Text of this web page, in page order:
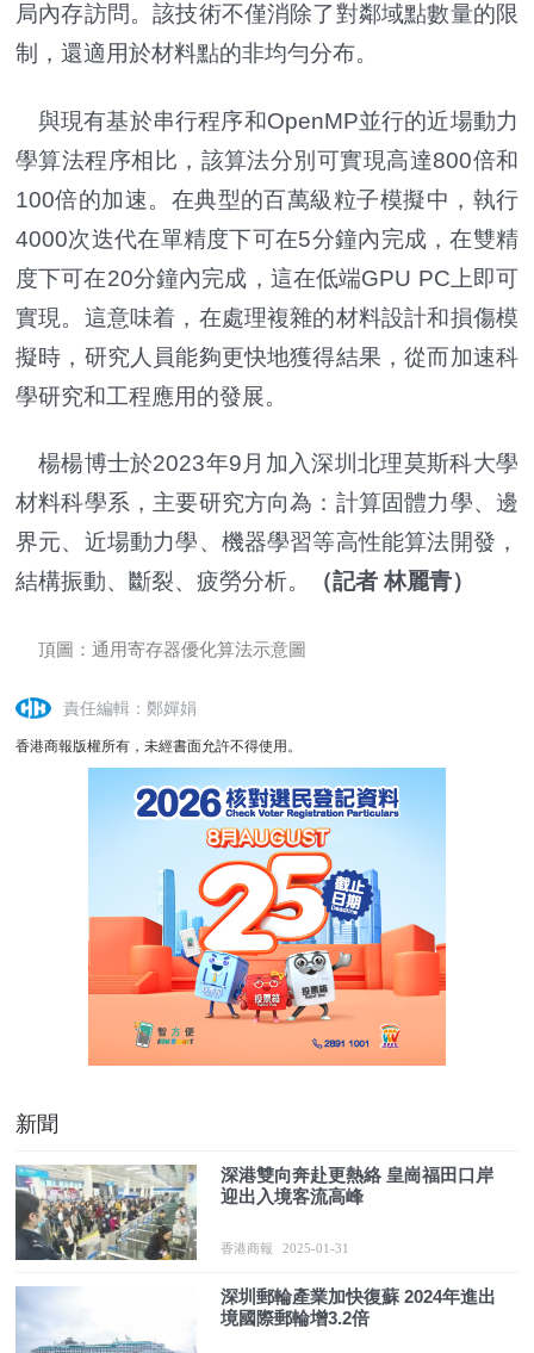
局內存訪問。該技術不僅消除了對鄰域點數量的限
制，還適用於材料點的非均勻分布。
與現有基於串行程序和OpenMP並行的近場動力
學算法程序相比，該算法分別可實現高達800倍和
100倍的加速。在典型的百萬級粒子模擬中，執行
4000次迭代在單精度下可在5分鐘內完成，在雙精
度下可在20分鐘內完成，這在低端GPU PC上即可
實現。這意味着，在處理複雜的材料設計和損傷模
擬時，研究人員能夠更快地獲得結果，從而加速科
學研究和工程應用的發展。
楊楊博士於2023年9月加入深圳北理莫斯科大學
材料科學系，主要研究方向為：計算固體力學、邊
界元、近場動力學、機器學習等高性能算法開發，
結構振動、斷裂、疲勞分析。
（記者 林麗青）
頂圖：通用寄存器優化算法示意圖
責任編輯：鄭嬋娟
香港商報版權所有，未經書面允許不得使用。
新聞
深港雙向奔赴更熱絡 皇崗福田口岸
迎出入境客流高峰
香港商報 2025-01-31
深圳郵輪產業加快復蘇 2024年進出
境國際郵輪增3.2倍